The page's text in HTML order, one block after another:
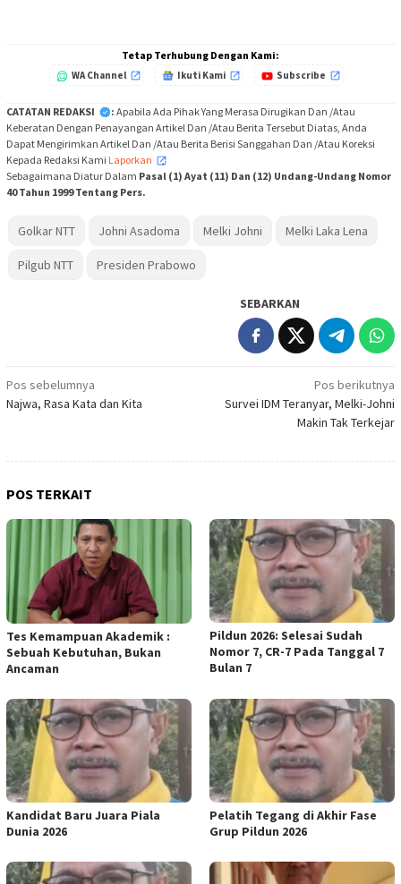
Tetap Terhubung Dengan Kami:
WA Channel Ikuti Kami Subscribe
CATATAN REDAKSI : Apabila Ada Pihak Yang Merasa Dirugikan Dan /Atau
Keberatan Dengan Penayangan Artikel Dan /Atau Berita Tersebut Diatas, Anda
Dapat Mengirimkan Artikel Dan /Atau Berita Berisi Sanggahan Dan /Atau Koreksi
Kepada Redaksi Kami Laporkan
,
Sebagaimana Diatur Dalam Pasal (1) Ayat (11) Dan (12) Undang-Undang Nomor
40 Tahun 1999 Tentang Pers.
Golkar NTT Johni Asadoma Melki Johni Melki Laka Lena
Pilgub NTT Presiden Prabowo
SEBARKAN
Navigasi
pos
Pos sebelumnya
Najwa, Rasa Kata dan Kita
Pos berikutnya
Survei IDM Teranyar, Melki-Johni
Makin Tak Terkejar
POS TERKAIT
Tes Kemampuan Akademik :
Sebuah Kebutuhan, Bukan
Ancaman
Pildun 2026: Selesai Sudah
Nomor 7, CR-7 Pada Tanggal 7
Bulan 7
Kandidat Baru Juara Piala
Dunia 2026
Pelatih Tegang di Akhir Fase
Grup Pildun 2026